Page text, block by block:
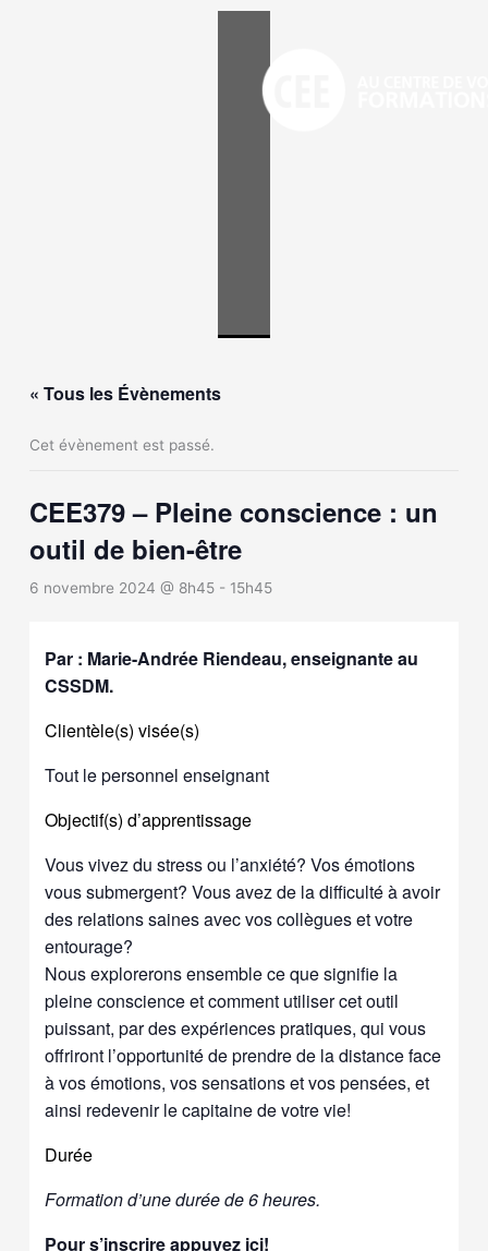
« Tous les Évènements
Cet évènement est passé.
CEE379 – Pleine conscience : un
outil de bien-être
6 novembre 2024 @ 8h45 - 15h45
Par : Marie-Andrée Riendeau, enseignante au
CSSDM.
Clientèle(s) visée(s)
Tout le personnel enseignant
Objectif(s) d’apprentissage
Vous vivez du stress ou l’anxiété? Vos émotions
vous submergent? Vous avez de la difficulté à avoir
des relations saines avec vos collègues et votre
entourage?
Nous explorerons ensemble ce que signifie la
pleine conscience et comment utiliser cet outil
puissant, par des expériences pratiques, qui vous
offriront l’opportunité de prendre de la distance face
à vos émotions, vos sensations et vos pensées, et
ainsi redevenir le capitaine de votre vie!
Durée
Formation d’une durée de 6 heures.
Pour s’inscrire appuyez ici!